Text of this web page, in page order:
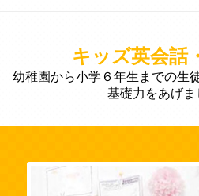
キッズ英会話
幼稚園から小学６年生までの生
基礎力をあげま